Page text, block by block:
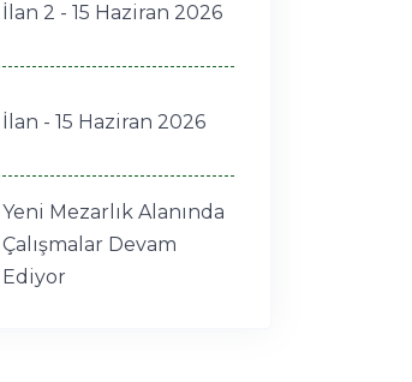
İlan 2 - 15 Haziran 2026
İlan - 15 Haziran 2026
Yeni Mezarlık Alanında
Çalışmalar Devam
Ediyor